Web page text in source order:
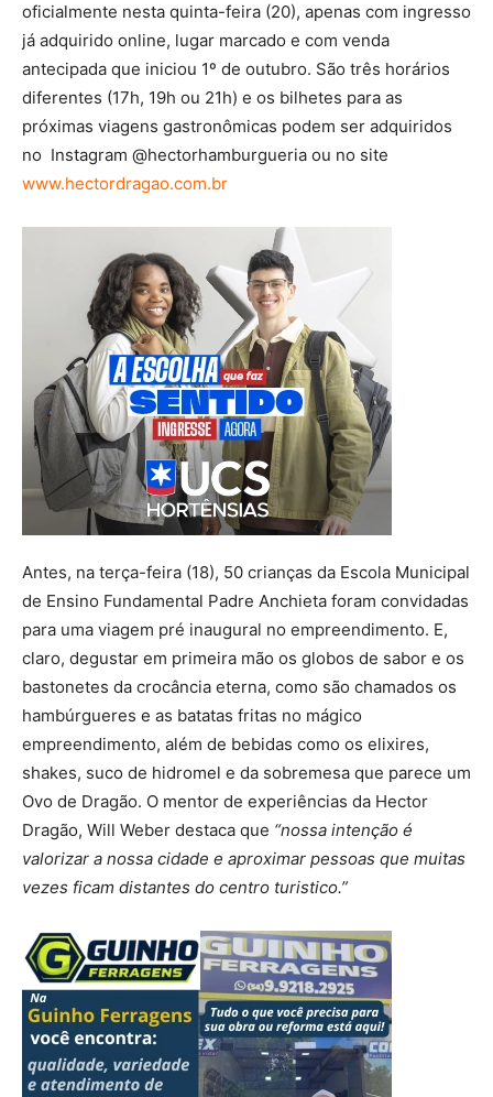
oficialmente nesta quinta-feira (20), apenas com ingresso
já adquirido online, lugar marcado e com venda
antecipada que iniciou 1º de outubro. São três horários
diferentes (17h, 19h ou 21h) e os bilhetes para as
próximas viagens gastronômicas podem ser adquiridos
no Instagram @hectorhamburgueria ou no site
www.hectordragao.com.br
Antes, na terça-feira (18), 50 crianças da Escola Municipal
de Ensino Fundamental Padre Anchieta foram convidadas
para uma viagem pré inaugural no empreendimento. E,
claro, degustar em primeira mão os globos de sabor e os
bastonetes da crocância eterna, como são chamados os
hambúrgueres e as batatas fritas no mágico
empreendimento, além de bebidas como os elixires,
shakes, suco de hidromel e da sobremesa que parece um
Ovo de Dragão. O mentor de experiências da Hector
Dragão, Will Weber destaca que “nossa intenção é
valorizar a nossa cidade e aproximar pessoas que muitas
vezes ficam distantes do centro turistico.”